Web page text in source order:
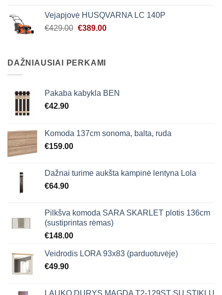
€3,699.00.€3,179.00.
Vejapjovė HUSQVARNA LC 140P
€429.00 Original
€429.00.
€389.00Current
DAŽNIAUSIAI PERKAMI
Pakaba kabykla BEN
€42.90
Komoda 137cm sonoma, balta, ruda
€159.00
Dažnai turime aukšta kampinė lentyna Lola
€64.90
Pilkšva komoda SARA SKARLET plotis 136cm
(sustiprintas rėmas)
€148.00
Veidrodis LORA 93x83 (parduotuvėje)
€49.90